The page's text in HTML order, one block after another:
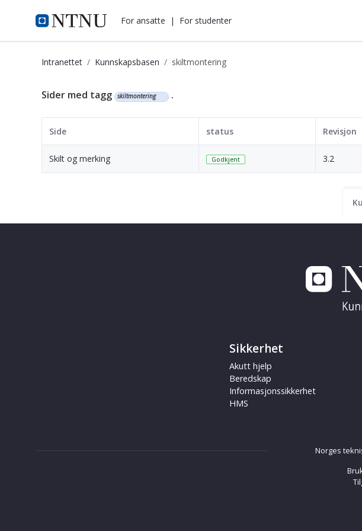
i.ntnu.no For ansatte | For studenter
Intranettet Kunnskapsbasen skiltmontering
Kunnskapsbasen
Sider med tagg skiltmontering .
Side status Revisjon
Skilt og merking Godkjent 3.2
Sikkerhet
Akutt hjelp
Beredskap
Informasjonssikkerhet
HMS
Norges